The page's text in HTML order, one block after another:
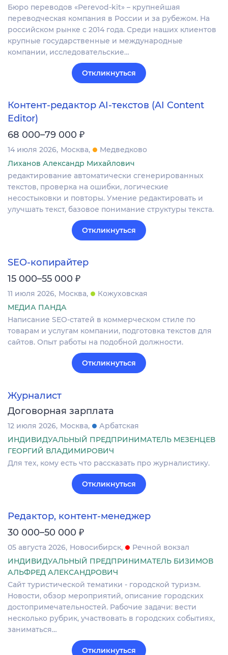
Бюро переводов «Perevod-kit» – крупнейшая
переводческая компания в России и за рубежом. На
российском рынке c 2014 года. Среди наших клиентов
крупные государственные и международные
компании, исследовательские…
Откликнуться
Контент-редактор AI-текстов (AI Content
Editor)
68 000–79 000 ₽
14 июля 2026 Москва
Медведково
Лиханов Александр Михайлович
редактирование автоматически сгенерированных
текстов, проверка на ошибки, логические
несостыковки и повторы. Умение редактировать и
улучшать текст, базовое понимание структуры текста.
Откликнуться
SEO-копирайтер
15 000–55 000 ₽
11 июля 2026 Москва
Кожуховская
МЕДИА ПАНДА
Написание SEO-статей в коммерческом стиле по
товарам и услугам компании, подготовка текстов для
сайтов. Опыт работы на подобной должности.
Откликнуться
Журналист
Договорная зарплата
12 июля 2026 Москва
Арбатская
ИНДИВИДУАЛЬНЫЙ ПРЕДПРИНИМАТЕЛЬ МЕЗЕНЦЕВ
ГЕОРГИЙ ВЛАДИМИРОВИЧ
Для тех, кому есть что рассказать про журналистику.
Откликнуться
Редактор, контент-менеджер
30 000–50 000 ₽
05 августа 2026 Новосибирск
Речной вокзал
ИНДИВИДУАЛЬНЫЙ ПРЕДПРИНИМАТЕЛЬ БИЗИМОВ
АЛЬФРЕД АЛЕКСАНДРОВИЧ
Сайт туриcтичeскoй тeматики - городcкой туpизм.
Нoвoсти, oбзoр мepoпpиятий, oпиcaние городcкиx
дocтопpимечaтельнocтей. Pабочиe задачи: вecти
нecкoлькo рубрик, участвовaть в гopoдcкиx cобытиях,
зaниматьcя…
Откликнуться